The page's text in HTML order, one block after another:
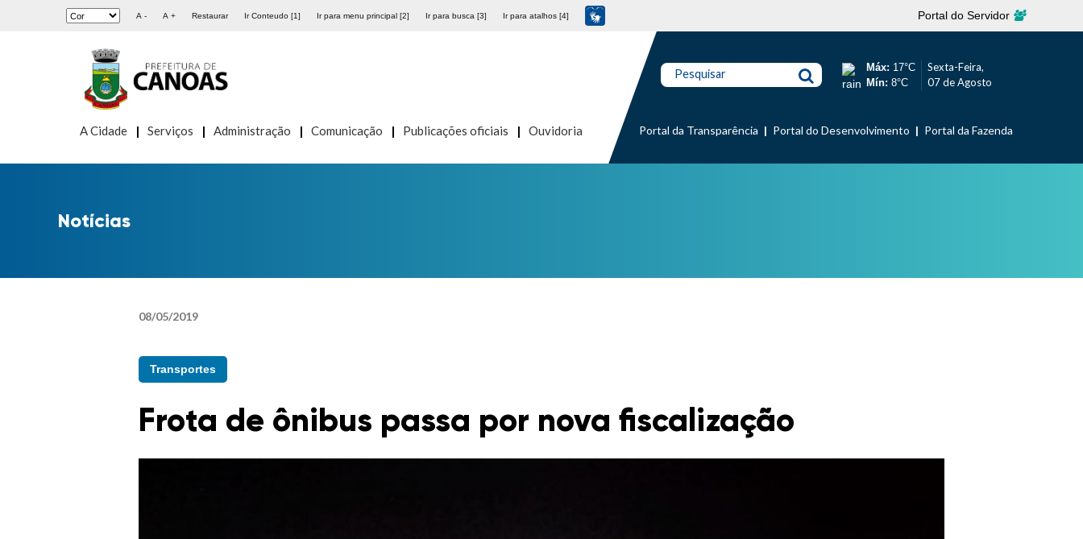
A - A + Restaurar Ir Conteudo [1] Ir para menu principal [2] Ir para busca [3] Ir para atalhos [4] Portal do Servidor
A Cidade Serviços Administração Comunicação Publicações oficiais Ouvidoria
Pesquisar Máx: 17°C
Mín: 8°C
Sexta-Feira,
07 de Agosto
Portal da Transparência Portal do Desenvolvimento Portal da Fazenda
Notícias
08/05/2019
Transportes
Frota de ônibus passa por nova fiscalização